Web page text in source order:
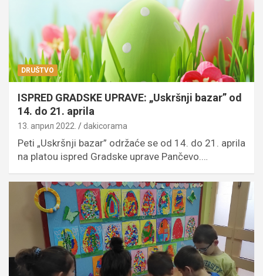
DRUŠTVO
ISPRED GRADSKE UPRAVE: „Uskršnji bazar” od
14. do 21. aprila
13. април 2022. dakicorama
Peti „Uskršnji bazar” održaće se od 14. do 21. aprila
na platou ispred Gradske uprave Pančevo.…